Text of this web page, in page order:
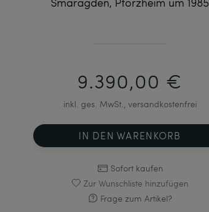
9.390,00 €
inkl. ges. MwSt., versandkostenfrei
IN DEN WARENKORB
Sofort kaufen
Zur Wunschliste hinzufügen
Frage zum Artikel?